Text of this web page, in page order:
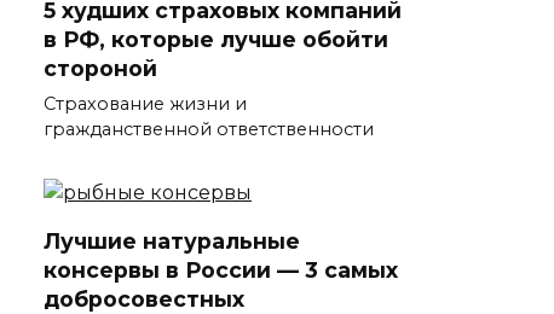
5 худших страховых компаний
в РФ, которые лучше обойти
стороной
Страхование жизни и
гражданственной ответственности
Лучшие натуральные
консервы в России — 3 самых
добросовестных